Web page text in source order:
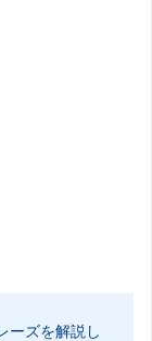
ーズを解説し